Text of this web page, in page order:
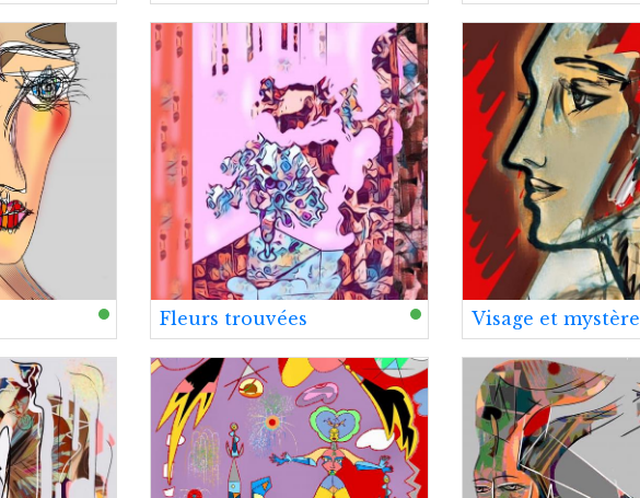
Fleurs trouvées Visage et mystère